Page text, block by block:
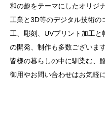
和の趣をテーマにしたオリジ
工業と3D等のデジタル技術の
工、彫刻、UVプリント加工
の開発、制作も多数ございます
皆様の暮らしの中に馴染む、
御用やお問い合わせはお気軽